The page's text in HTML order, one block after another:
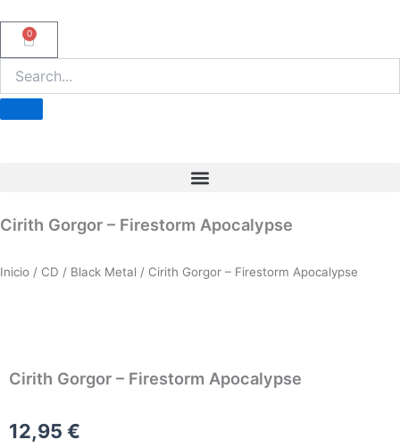
0
Carrito
Cirith Gorgor – Firestorm Apocalypse
Inicio / CD / Black Metal / Cirith Gorgor – Firestorm Apocalypse
Cirith Gorgor – Firestorm Apocalypse
12,95 €